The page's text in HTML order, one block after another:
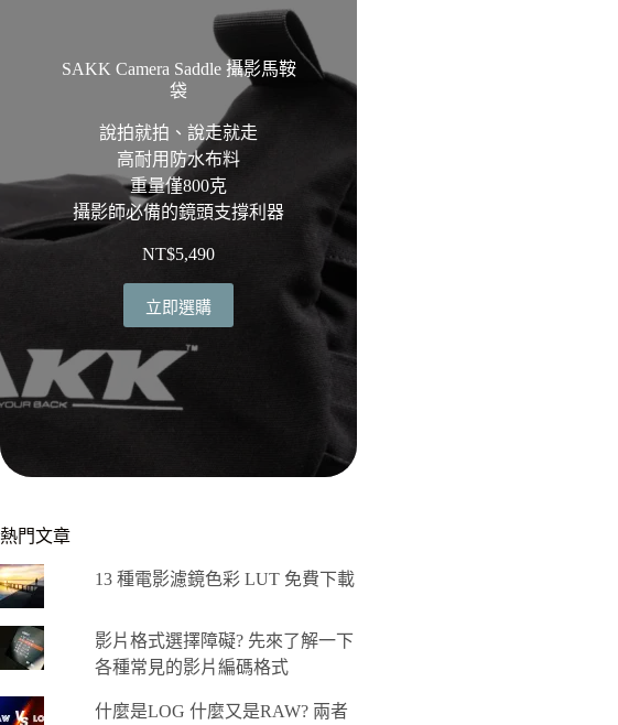
SAKK Camera Saddle 攝影馬鞍
袋
說拍就拍、說走就走
高耐用防水布料
重量僅800克
攝影師必備的鏡頭支撐利器
NT$5,490
立即選購
熱門文章
13 種電影濾鏡色彩 LUT 免費下載
影片格式選擇障礙? 先來了解一下
各種常見的影片編碼格式
什麼是LOG 什麼又是RAW? 兩者